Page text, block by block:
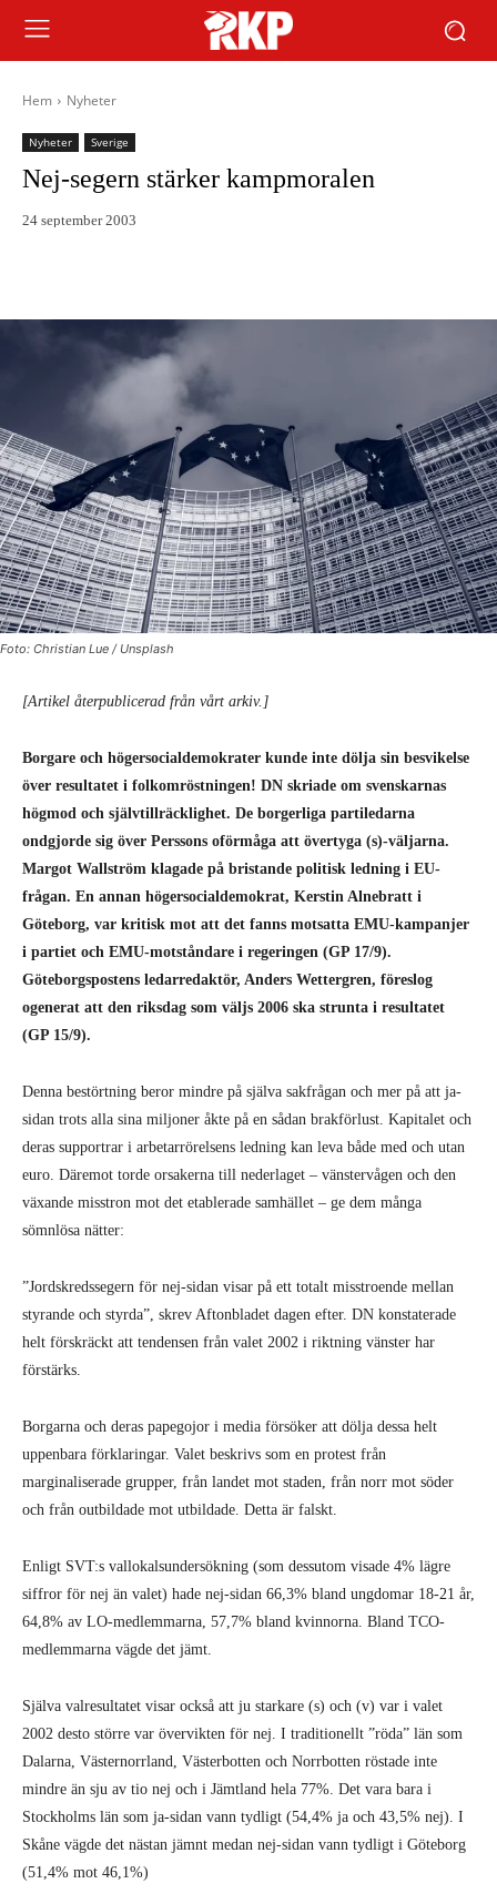
Hem Nyheter
Nyheter Sverige
Nej-segern stärker kampmoralen
24 september 2003
Foto: Christian Lue / Unsplash
[Artikel återpublicerad från vårt arkiv.]
Borgare och högersocialdemokrater kunde inte dölja sin besvikelse
över resultatet i folkomröstningen! DN skriade om svenskarnas
högmod och självtillräcklighet. De borgerliga partiledarna
ondgjorde sig över Perssons oförmåga att övertyga (s)-väljarna.
Margot Wallström klagade på bristande politisk ledning i EU-
frågan. En annan högersocialdemokrat, Kerstin Alnebratt i
Göteborg, var kritisk mot att det fanns motsatta EMU-kampanjer
i partiet och EMU-motståndare i regeringen (GP 17/9).
Göteborgspostens ledarredaktör, Anders Wettergren, föreslog
ogenerat att den riksdag som väljs 2006 ska strunta i resultatet
(GP 15/9).
Denna bestörtning beror mindre på själva sakfrågan och mer på att ja-
sidan trots alla sina miljoner åkte på en sådan brakförlust. Kapitalet och
deras supportrar i arbetarrörelsens ledning kan leva både med och utan
euro. Däremot torde orsakerna till nederlaget – vänstervågen och den
växande misstron mot det etablerade samhället – ge dem många
sömnlösa nätter:
”Jordskredssegern för nej-sidan visar på ett totalt misstroende mellan
styrande och styrda”, skrev Aftonbladet dagen efter. DN konstaterade
helt förskräckt att tendensen från valet 2002 i riktning vänster har
förstärks.
Borgarna och deras papegojor i media försöker att dölja dessa helt
uppenbara förklaringar. Valet beskrivs som en protest från
marginaliserade grupper, från landet mot staden, från norr mot söder
och från outbildade mot utbildade. Detta är falskt.
Enligt SVT:s vallokalsundersökning (som dessutom visade 4% lägre
siffror för nej än valet) hade nej-sidan 66,3% bland ungdomar 18-21 år,
64,8% av LO-medlemmarna, 57,7% bland kvinnorna. Bland TCO-
medlemmarna vägde det jämt.
Själva valresultatet visar också att ju starkare (s) och (v) var i valet
2002 desto större var övervikten för nej. I traditionellt ”röda” län som
Dalarna, Västernorrland, Västerbotten och Norrbotten röstade inte
mindre än sju av tio nej och i Jämtland hela 77%. Det vara bara i
Stockholms län som ja-sidan vann tydligt (54,4% ja och 43,5% nej). I
Skåne vägde det nästan jämnt medan nej-sidan vann tydligt i Göteborg
(51,4% mot 46,1%)